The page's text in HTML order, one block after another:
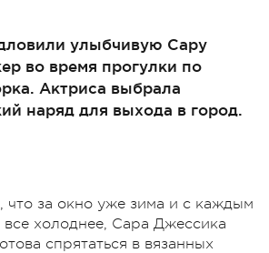
улыбчивую Сару
во время прогулки по
Актриса выбрала
наряд для выхода в город.
что за окно уже зима и с каждым
все холоднее, Сара Джессика
спрятаться в вязанных